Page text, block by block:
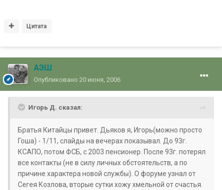
Цитата
АЭШ
Опубликовано 20 июня, 2006
Игорь Д. сказал:
Братья Китайцы привет. Дьяков я, Игорь(можно просто
Гоша) - 1/11, слайды на вечерах показывал. До 93г.
КСАПО, потом ФСБ, с 2003 пенсионер. После 93г. потерял
все контакты (не в силу личных обстоятельств, а по
причине характера новой службы). О форуме узнал от
Сегея Козлова, вторые сутки хожу хмельной от счастья.